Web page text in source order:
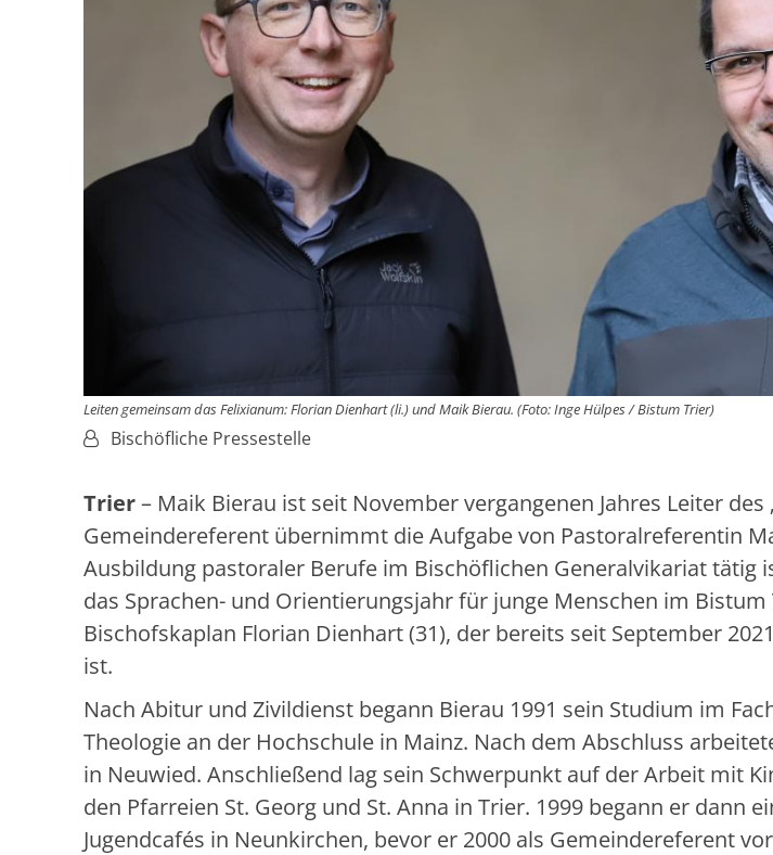
Leiten gemeinsam das Felixianum: Florian Dienhart (li.) und Maik Bierau. (Foto: Inge Hülpes / Bistum Trier)
Von:Bischöfliche Pressestelle
Trier– Maik Bierau ist seit November vergangenen Jahres Leiter des
Gemeindereferent übernimmt die Aufgabe von Pastoralreferentin
Ausbildung pastoraler Berufe im Bischöflichen Generalvikariat tätig
das Sprachen- und Orientierungsjahr für junge Menschen im
Bischofskaplan Florian Dienhart (31), der bereits seit September
ist.
Nach Abitur und Zivildienst begann Bierau 1991 sein Studium im
Theologie an der Hochschule in Mainz. Nach dem Abschluss
in Neuwied. Anschließend lag sein Schwerpunkt auf der Arbeit mit
den Pfarreien St. Georg und St. Anna in Trier. 1999 begann er dann
Jugendcafés in Neunkirchen, bevor er 2000 als Gemeindereferent